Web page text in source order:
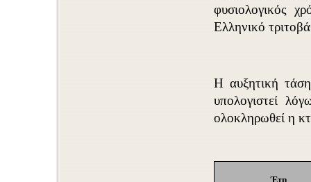
φυσιολογικός
Ελληνικό
Η αυξητική
υπολογιστεί
ολοκληρωθεί η
Έτη